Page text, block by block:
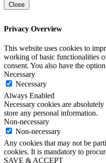
Close
Privacy Overview
This website uses cookies to
working of basic functionalities
consent. You also have the
Necessary
Necessary
Always Enabled
Necessary cookies are
store any personal information.
Non-necessary
Non-necessary
Any cookies that may not be
cookies. It is mandatory to
SAVE & ACCEPT